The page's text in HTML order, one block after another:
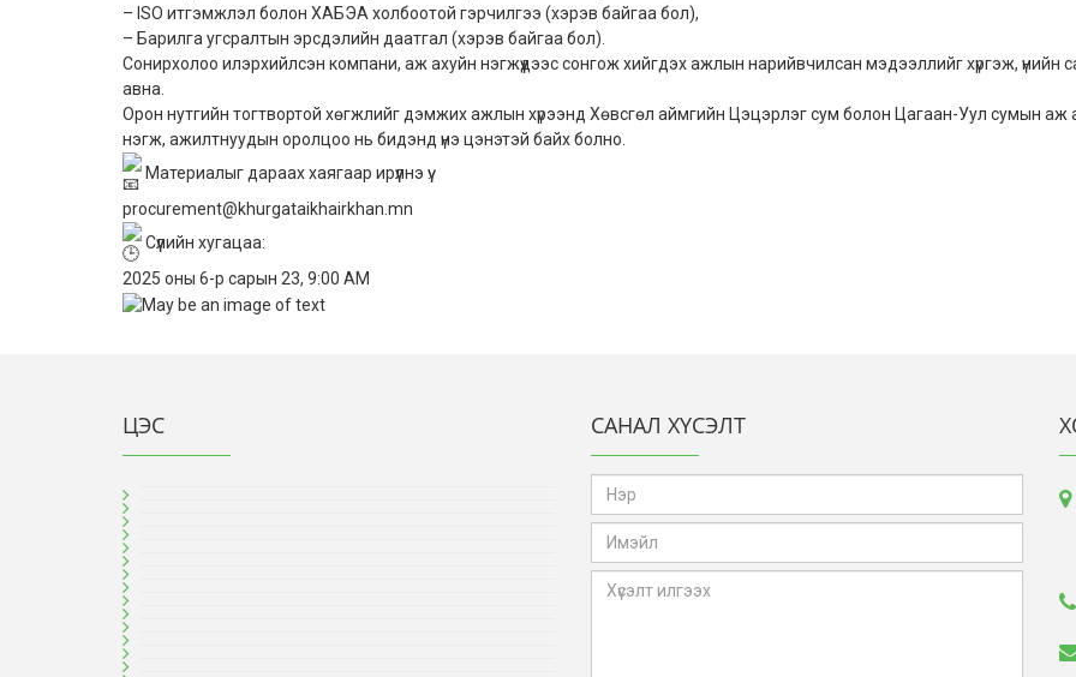
– ISO итгэмжлэл болон ХАБЭА холбоотой гэрчилгээ (хэрэв байгаа бол),
– Барилга угсралтын эрсдэлийн даатгал (хэрэв байгаа бол).
Сонирхолоо илэрхийлсэн компани, аж ахуйн нэгжүүдээс сонгож хийгдэх ажлын нарийвчилсан мэдээллийг хүргэж, үнийн
авна.
Орон нутгийн тогтвортой хөгжлийг дэмжих ажлын хүрээнд Хөвсгөл аймгийн Цэцэрлэг сум болон Цагаан-Уул сумын аж
нэгж, ажилтнуудын оролцоо нь бидэнд үнэ цэнэтэй байх болно.
Материалыг дараах хаягаар ирүүлнэ үү:
procurement@khurgataikhairkhan.mn
Сүүлийн хугацаа:
2025 оны 6-р сарын 23, 9:00 AM
ЦЭС САНАЛ ХҮСЭЛТ